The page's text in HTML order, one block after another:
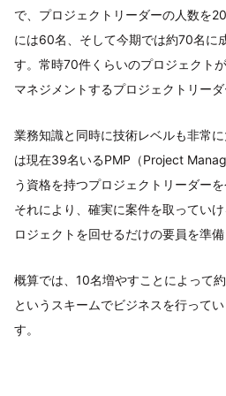
で、プロジェクトリーダーの人数を
には60名、そして今期では約70名に
す。常時70件くらいのプロジェクト
マネジメントするプロジェクトリーダ
業務知識と同時に技術レベルも非常
は現在39名いるPMP（Project
う資格を持つプロジェクトリーダー
それにより、確実に案件を取ってい
ロジェクトを回せるだけの要員を準備
概算では、10名増やすことによって
というスキームでビジネスを行って
す。